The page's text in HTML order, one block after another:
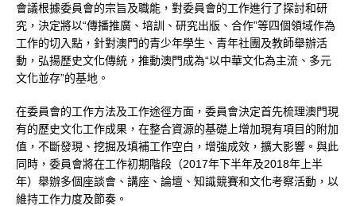
會議根據委員會的宗旨及職能，對委員會的工作進行了探討和研
究，決定將以“傳播推廣、培訓、研究出版、合作”等四個領域作為
工作的切入點，針對澳門的青少年學生、青年社團及教師舉辦活
動，弘揚歷史文化傳統，推動澳門成為“以中華文化為主流、多元
文化並存”的基地。
在委員會的工作方法及工作途徑方面，委員會決定首先梳理澳門現
有的歷史文化工作成果，在整合資源的基礎上增加現有項目的附加
值，不斷發現、挖掘及填補工作空白，增強成效，擴大影響。與此
同時，委員會將在工作初期階段（2017年下半年及2018年上半
年）舉辦多個座談會、講座、論壇、知識競賽和文化考察活動，以
維持工作力度及節奏。